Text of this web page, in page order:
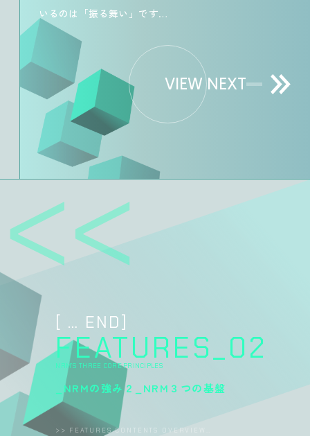
いるのは「振る舞い」です…
VIEW NEXT
[ … END]
FEATURES_02
NRM’S THREE CORE PRINCIPLES
_NRMの強み２_NRM３つの基盤
>> FEATURES CONTENTS OVERVIEW…